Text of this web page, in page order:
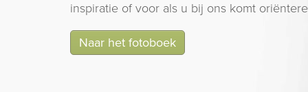
inspiratie of voor als u bij ons komt
Naar het fotoboek